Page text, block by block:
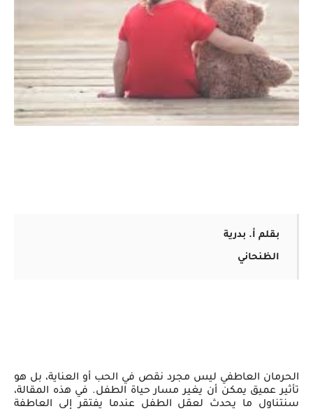
بقلم أ. بدرية
الظنحاني
الحرمان العاطفي ليس مجرد نقص في الحب أو العناية، بل هو
تأثير عميق يمكن أن يغير مسار حياة الطفل. في هذه المقالة،
سنتناول ما يحدث لعقل الطفل عندما يفتقر إلى العاطفة